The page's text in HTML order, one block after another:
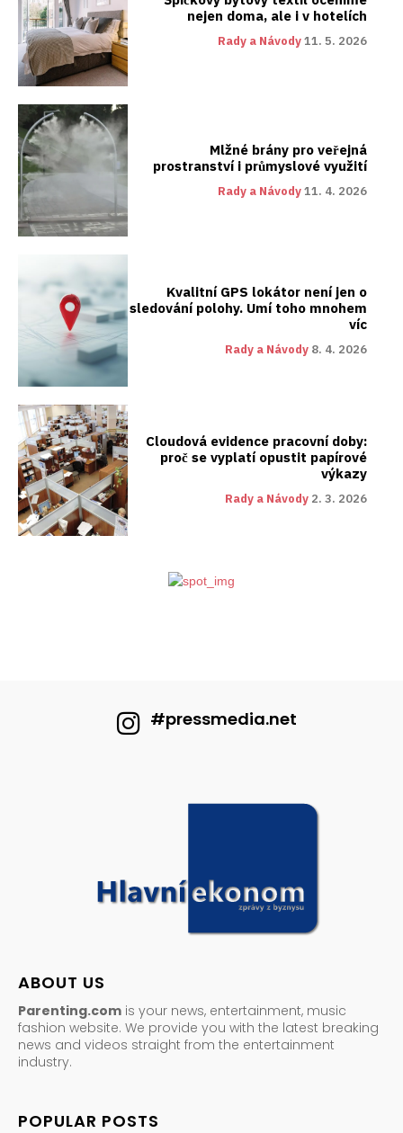
nejen doma, ale i v hotelích
Rady a Návody11. 5. 2026
Mlžné brány pro veřejná
prostranství i průmyslové využití
Rady a Návody11. 4. 2026
Kvalitní GPS lokátor není jen o
sledování polohy. Umí toho mnohem
víc
Rady a Návody 8. 4. 2026
Cloudová evidence pracovní doby:
proč se vyplatí opustit papírové
výkazy
Rady a Návody 2. 3. 2026
#pressmedia.net
ABOUT US
Parenting.com is your news, entertainment, music
fashion website. We provide you with the latest breaking
news and videos straight from the entertainment
industry.
POPULAR POSTS